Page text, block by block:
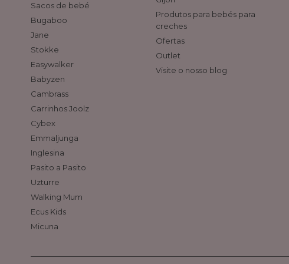
Sacos de bebé
Bugaboo
Jane
Stokke
Easywalker
Babyzen
Cambrass
Carrinhos Joolz
Cybex
Emmaljunga
Inglesina
Pasito a Pasito
Uzturre
Walking Mum
Ecus Kids
Micuna
Produtos para bebés para
creches
Ofertas
Outlet
Visite o nosso blog